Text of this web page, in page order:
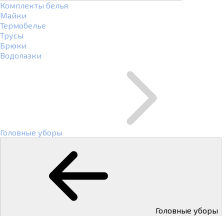
Комплекты белья
Майки
Термобелье
Трусы
Брюки
Водолазки
Головные уборы
Головные уборы